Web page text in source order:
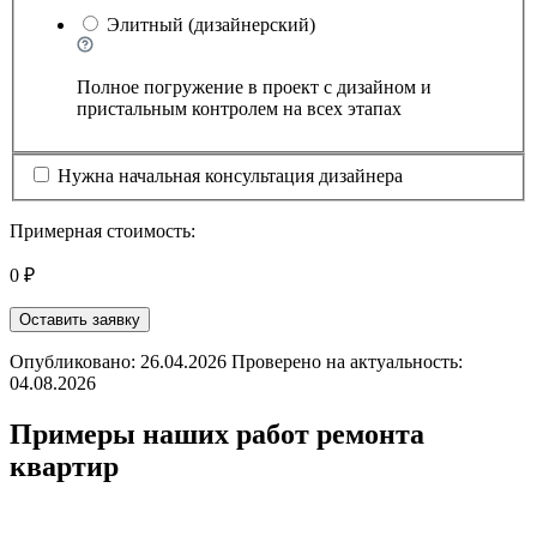
Элитный (дизайнерский)
Полное погружение в проект с дизайном и
пристальным контролем на всех этапах
Нужна начальная консультация дизайнера
Примерная стоимость:
0 ₽
Оставить заявку
Опубликовано: 26.04.2026 Проверено на актуальность:
04.08.2026
Примеры наших работ ремонта
квартир